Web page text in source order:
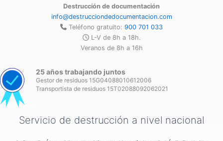
Destrucción de documentación
info@destrucciondedocumentacion.com
Teléfono gratuito: 900 701 033
L-V de 8h a 18h.
Veranos de 8h a 16h
25 años trabajando juntos
Gestor de residuos 15G04088010612006
Transportista de residuos 15T02088092062021
Servicio de destrucción a nivel nacional